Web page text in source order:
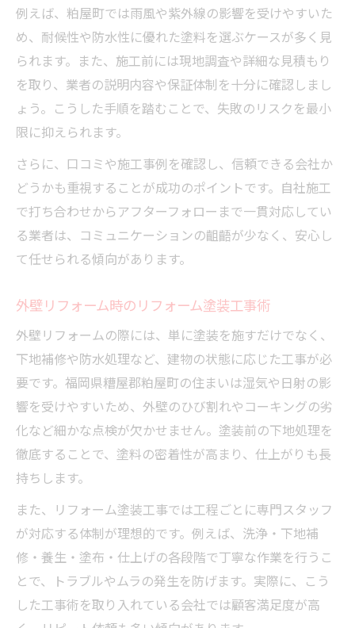
例えば、粕屋町では雨風や紫外線の影響を受けやすいた
め、耐候性や防水性に優れた塗料を選ぶケースが多く見
られます。また、施工前には現地調査や詳細な見積もり
を取り、業者の説明内容や保証体制を十分に確認しまし
ょう。こうした手順を踏むことで、失敗のリスクを最小
限に抑えられます。
さらに、口コミや施工事例を確認し、信頼できる会社か
どうかも重視することが成功のポイントです。自社施工
で打ち合わせからアフターフォローまで一貫対応してい
る業者は、コミュニケーションの齟齬が少なく、安心し
て任せられる傾向があります。
外壁リフォーム時のリフォーム塗装工事術
外壁リフォームの際には、単に塗装を施すだけでなく、
下地補修や防水処理など、建物の状態に応じた工事が必
要です。福岡県糟屋郡粕屋町の住まいは湿気や日射の影
響を受けやすいため、外壁のひび割れやコーキングの劣
化など細かな点検が欠かせません。塗装前の下地処理を
徹底することで、塗料の密着性が高まり、仕上がりも長
持ちします。
また、リフォーム塗装工事では工程ごとに専門スタッフ
が対応する体制が理想的です。例えば、洗浄・下地補
修・養生・塗布・仕上げの各段階で丁寧な作業を行うこ
とで、トラブルやムラの発生を防げます。実際に、こう
した工事術を取り入れている会社では顧客満足度が高